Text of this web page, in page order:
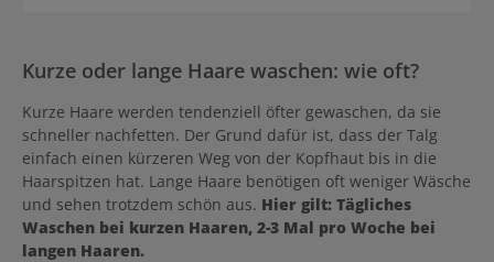
Kurze oder lange Haare waschen: wie oft?
Kurze Haare werden tendenziell öfter gewaschen, da sie
schneller nachfetten. Der Grund dafür ist, dass der Talg
einfach einen kürzeren Weg von der Kopfhaut bis in die
Haarspitzen hat. Lange Haare benötigen oft weniger Wäsche
und sehen trotzdem schön aus. Hier gilt: Tägliches
Waschen bei kurzen Haaren, 2-3 Mal pro Woche bei
langen Haaren.